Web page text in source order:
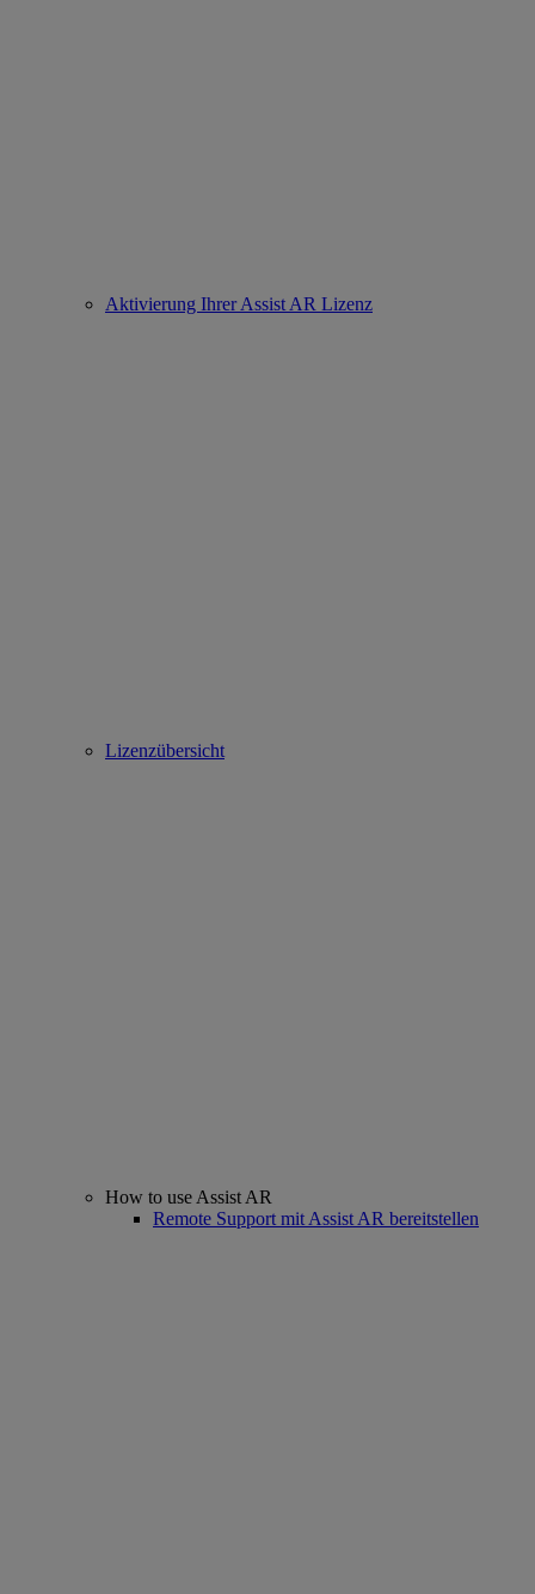
Aktivierung Ihrer Assist AR Lizenz
Lizenzübersicht
How to use Assist AR
Remote Support mit Assist AR bereitstellen